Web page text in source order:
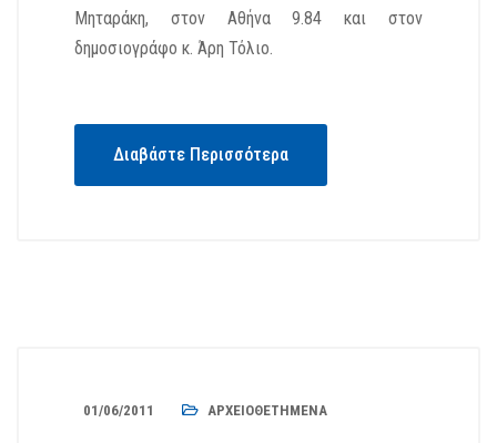
Μηταράκη, στον Αθήνα 9.84 και στον
δημοσιογράφο κ. Άρη Τόλιο.
Διαβάστε Περισσότερα
01/06/2011 ΑΡΧΕΙΟΘΕΤΗΜΈΝΑ